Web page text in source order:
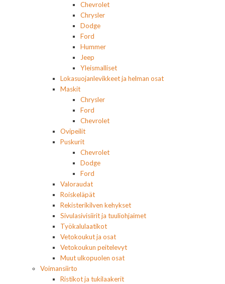
Chevrolet
Chrysler
Dodge
Ford
Hummer
Jeep
Yleismalliset
Lokasuojanlevikkeet ja helman osat
Maskit
Chrysler
Ford
Chevrolet
Ovipeilit
Puskurit
Chevrolet
Dodge
Ford
Valoraudat
Roiskeläpät
Rekisterikilven kehykset
Sivulasivisiirit ja tuuliohjaimet
Työkalulaatikot
Vetokoukut ja osat
Vetokoukun peitelevyt
Muut ulkopuolen osat
Voimansiirto
Ristikot ja tukilaakerit